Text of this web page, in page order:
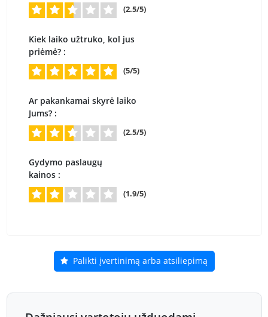
(2.5/5)
Kiek laiko užtruko, kol jus
priėmė? :
(5/5)
Ar pakankamai skyrė laiko
Jums? :
(2.5/5)
Gydymo paslaugų
kainos :
(1.9/5)
Palikti įvertinimą arba atsiliepimą